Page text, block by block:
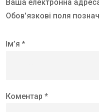
Ваша електронна
Обов’язкові поля
Ім’я *
Коментар *